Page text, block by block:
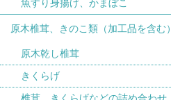
魚すり身揚げ、かまぼこ
原木椎茸、きのこ類（加工品を含む）
原木乾し椎茸
きくらげ